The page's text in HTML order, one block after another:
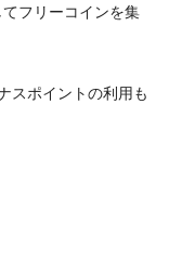
フリーコインを集
スポイントの利用も